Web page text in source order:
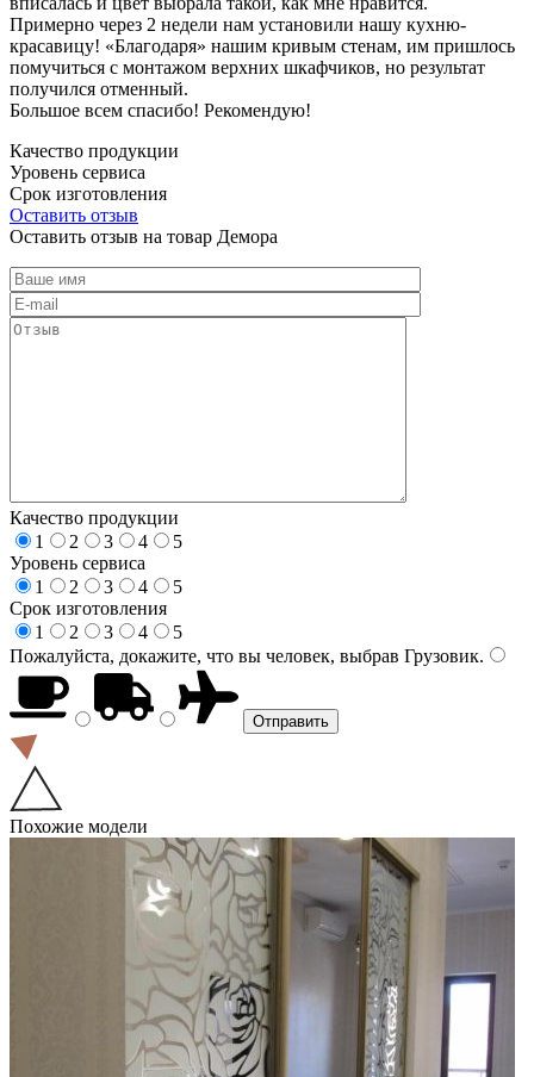
Примерно через 2 недели нам установили нашу кухню-
красавицу! «Благодаря» нашим кривым стенам, им пришлось
помучиться с монтажом верхних шкафчиков, но результат
получился отменный.
Большое всем спасибо! Рекомендую!
Качество продукции
Уровень сервиса
Срок изготовления
Оставить отзыв
Оставить отзыв на товар Демора
Качество продукции
1
2 3 4
5
Уровень сервиса
1
2 3 4
5
Срок изготовления
1
2 3 4
5
Пожалуйста, докажите, что вы человек, выбрав Грузовик.
Похожие модели